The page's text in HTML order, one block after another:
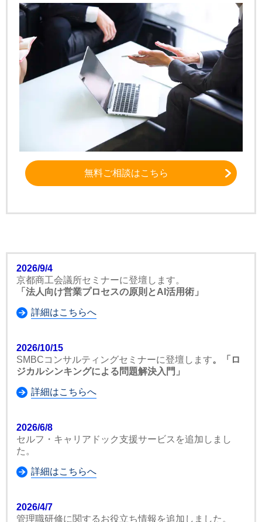
無料ご相談はこちら
2026/9/4
京都商工会議所セミナーに登壇します。
「法人向け営業プロセスの原則とAI活用術」
詳細はこちらへ
2026/10/15
SMBCコンサルティングセミナーに登壇します。「ロ
ジカルシンキングによる問題解決入門」
詳細はこちらへ
2026/6/8
セルフ・キャリアドック支援サービスを追加しまし
た。
詳細はこちらへ
2026/4/7
管理職研修に関するお役立ち情報を追加しました。